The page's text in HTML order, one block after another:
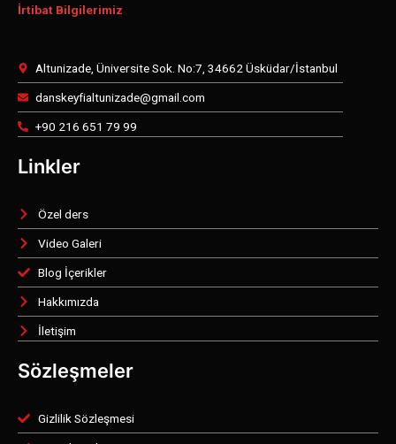
İrtibat Bilgilerimiz
Altunizade, Üniversite Sok. No:7, 34662 Üsküdar/İstanbul
danskeyfialtunizade@gmail.com
+90 216 651 79 99
Linkler
Özel ders
Video Galeri
Blog İçerikler
Hakkımızda
İletişim
Sözleşmeler
Gizlilik Sözleşmesi